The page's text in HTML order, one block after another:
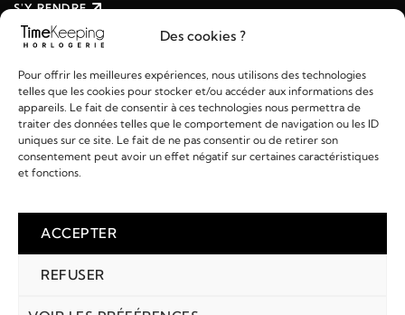
Des cookies ?
Pour offrir les meilleures expériences, nous utilisons des technologies
telles que les cookies pour stocker et/ou accéder aux informations des
appareils. Le fait de consentir à ces technologies nous permettra de
traiter des données telles que le comportement de navigation ou les ID
uniques sur ce site. Le fait de ne pas consentir ou de retirer son
consentement peut avoir un effet négatif sur certaines caractéristiques
et fonctions.
ACCEPTER
REFUSER
S'Y RENDRE
02 31 47 49 97
Liens utiles
2026 © TIMEKEEPING - Réalisé par